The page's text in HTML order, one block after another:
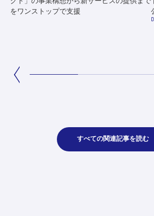
をワンストップで支援
すべての関連記事を読む